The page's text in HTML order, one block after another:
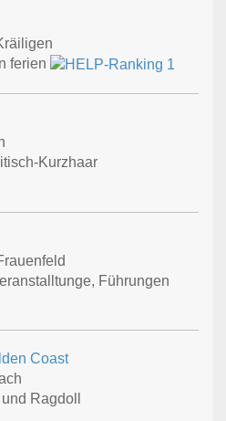
ferien
Kurzhaar
Führungen
Coast
Ragdoll